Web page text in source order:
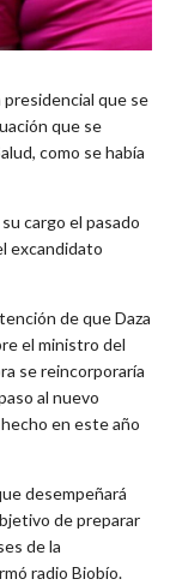
que se
que se
como se había
cargo el pasado
excandidato
de que Daza
el ministro del
se reincorporaría
al nuevo
en este año
desempeñará
de preparar
de la
radio Biobío.